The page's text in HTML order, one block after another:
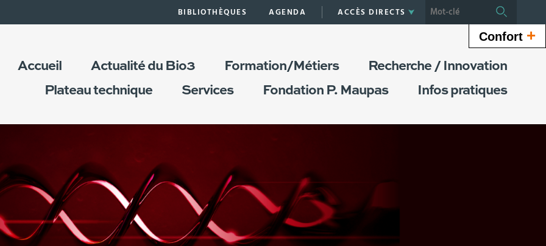
Confort +
au
BIBLIOTHÈQUES AGENDA ACCÈS DIRECTS
Rechercher
Accueil Actualité du Bio3 Formation/Métiers
Recherche / Innovation
Plateau technique
Services Fondation P. Maupas Infos pratiques